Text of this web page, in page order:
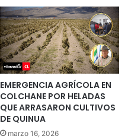
EMERGENCIA AGRÍCOLA EN
COLCHANE POR HELADAS
QUE ARRASARON CULTIVOS
DE QUINUA
marzo 16, 2026